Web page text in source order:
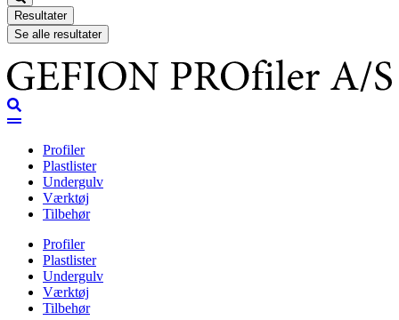
Resultater
Se alle resultater
Profiler
Plastlister
Undergulv
Værktøj
Tilbehør
Profiler
Plastlister
Undergulv
Værktøj
Tilbehør